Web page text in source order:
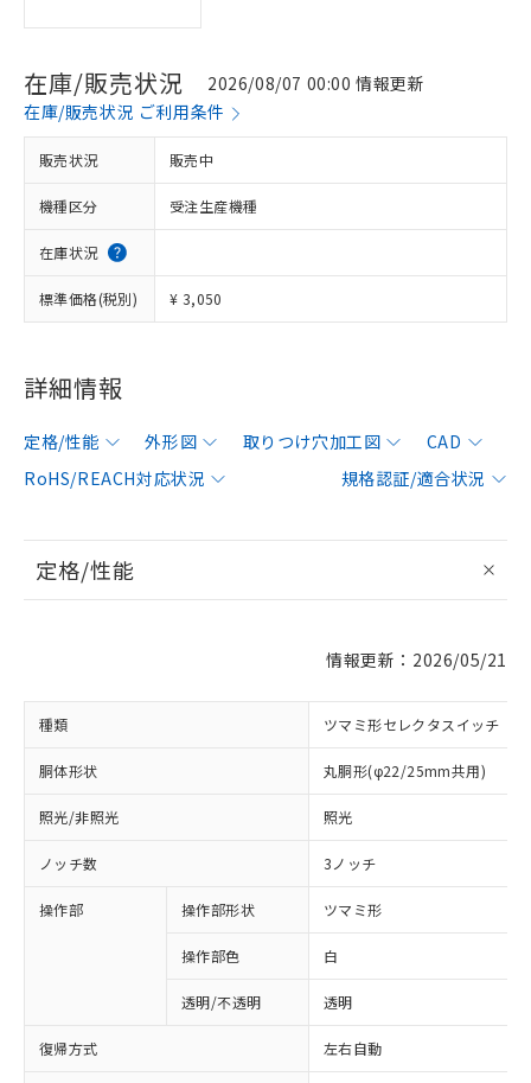
在庫/販売状況
2026/08/07 00:00 情報更新
在庫/販売状況 ご利用条件
販売状況 販売中
機種区分 受注生産機種
在庫状況
標準価格(税別) ¥ 3,050
詳細情報
定格/性能 外形図 取りつけ穴加工図
CAD
RoHS/REACH対応状況
規格認証/適合状況
定格/性能
情報更新：2026/05/21
種類 ツマミ形セレクタスイッチ
胴体形状 丸胴形(φ22/25mm共用)
照光/非照光 照光
ノッチ数 3ノッチ
操作部 操作部形状 ツマミ形
操作部色 白
透明/不透明 透明
復帰方式 左右自動